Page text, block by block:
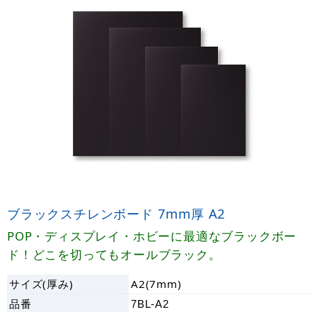
ブラックスチレンボード 7mm厚 A2
POP・ディスプレイ・ホビーに最適なブラックボー
ド！どこを切ってもオールブラック。
サイズ(厚み)
A2(7mm)
品番
7BL-A2